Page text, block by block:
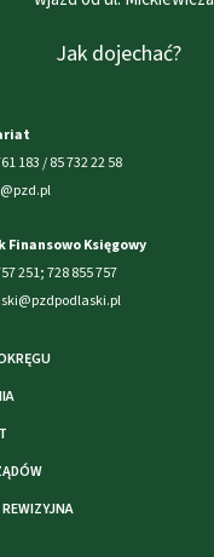
Jak dojechać?
183 / 85 732 22 58
Finansowo Księgowy
251; 728 855 757